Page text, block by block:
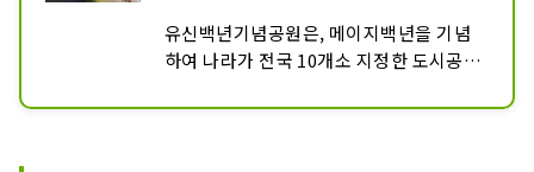
유신백년기념공원은, 메이지백년을 기념
하여 나라가 전국 10개소 지정한 도시공원
이스”가 되어 있습니다. 2011년에 개최되